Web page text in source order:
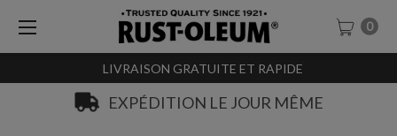
LIVRAISON GRATUITE ET RAPIDE
0
EXPÉDITION LE JOUR MÊME